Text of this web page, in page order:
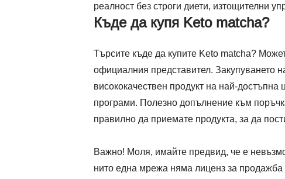
реалност без строги диети, изтощителни
Къде да купя Keto matcha?
Търсите къде да купите Keto matcha?
официалния представител. Закупуването
висококачествен продукт на най-
програми. Полезно допълнение към
правилно да приемате продукта, за да
Важно! Моля, имайте предвид, че е
нито една мрежа няма лиценз за продажба